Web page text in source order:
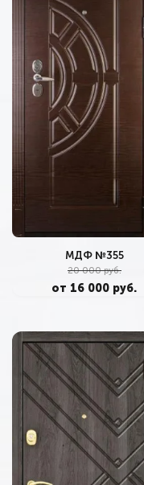
МДФ №355
20 000 руб.
от 16 000 руб.